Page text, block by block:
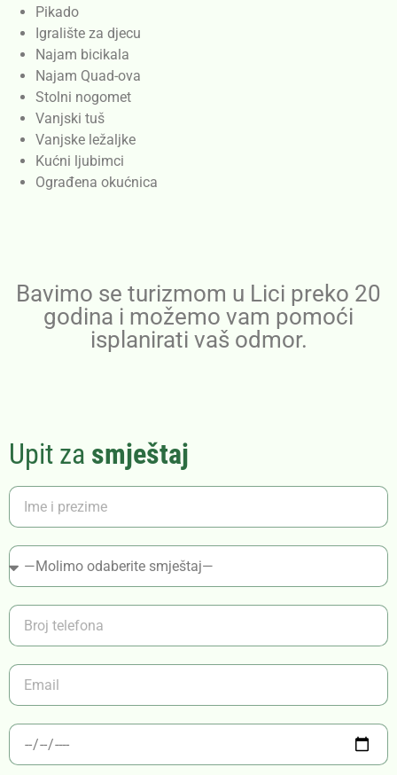
Pikado
Igralište za djecu
Najam bicikala
Najam Quad-ova
Stolni nogomet
Vanjski tuš
Vanjske ležaljke
Kućni ljubimci
Ograđena okućnica
Bavimo se turizmom u Lici preko 20
godina i možemo vam pomoći
isplanirati vaš odmor.
Upit za smještaj